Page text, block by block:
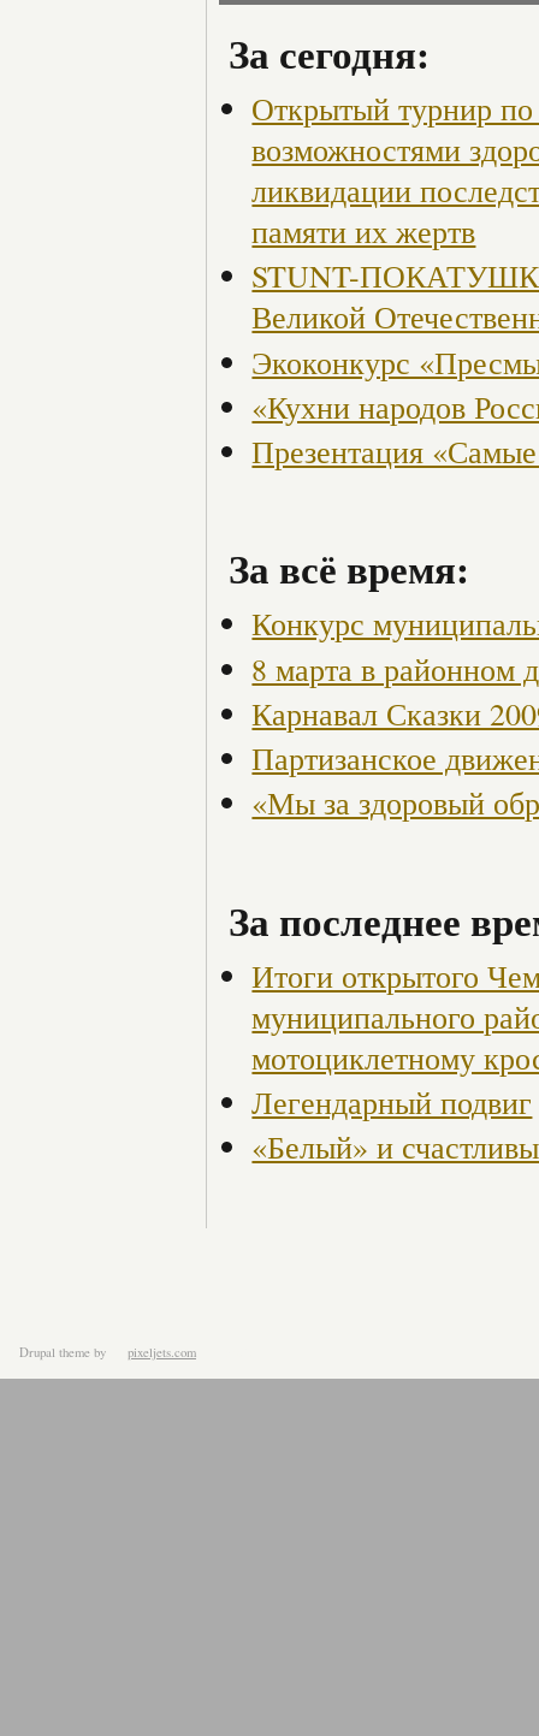
За сегодня:
Открытый турнир
возможностями
ликвидации
памяти их жертв
STUNT-
Великой
Экоконкурс
«Кухни народов
Презентация
За всё время:
Конкурс
8 марта в районном
Карнавал Сказки
Партизанское
«Мы за здоровый
За последнее
Итоги открытого
муниципального
мотоциклетному
Легендарный подвиг
«Белый» и
Drupal theme by pixeljets.com